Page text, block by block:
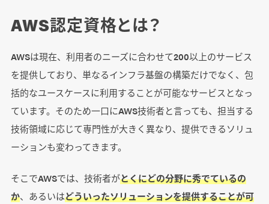
Professional
AWS Certified DevOps Engineer –
Professional
AWS Certified Advanced Networking –
Specialty
AWS Certified Machine Learning –
Specialty
AWS Certified Security – Specialty
AWS認定資格のロードマップ
AWS認定資格とは？
AWSは現在、利用者のニーズに合わせて200以上のサービス
を提供しており、単なるインフラ基盤の構築だけでなく、包
括的なユースケースに利用することが可能なサービスとなっ
ています。そのため一口にAWS技術者と言っても、担当する
技術領域に応じて専門性が大きく異なり、提供できるソリュ
ーションも変わってきます。
そこでAWSでは、技術者がとくにどの分野に秀でているの
か、あるいはどういったソリューションを提供することが可